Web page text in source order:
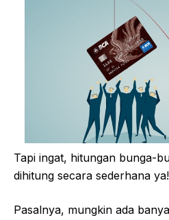
Tapi ingat, hitungan bunga-
dihitung secara sederhana ya!
Pasalnya, mungkin ada